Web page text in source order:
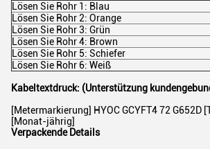
Lösen Sie Rohr 1: Blau
Lösen Sie Rohr 2: Orange
Lösen Sie Rohr 3: Grün
Lösen Sie Rohr 4: Brown
Lösen Sie Rohr 5: Schiefer
Lösen Sie Rohr 6: Weiß
Kabeltextdruck: (Unterstützung
[Metermarkierung] HYOC GCYFT4 72 G652D
[Monat-jährig]
Verpackende Details